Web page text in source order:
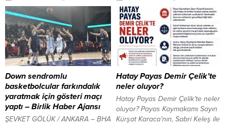
oldu: Bilgi Edinme Hakkı
kapsamında 198 başvuru, İstek
kategorisinde bin 536 başvuru,
Şikâyet başlığı altında 2 bin 953
başvuru, Görüş ve öneri
kapsamında 53 başvuru,
Teşekkür içeren 59 başvuru,
Belirtilmemiş kategorisinde 4
başvuru, “Türkiye Yüzyılı” başlığı
altında ise 1 başvuru kayıtlara
geçti. Kars’ta...
fındık fiyatı, yeni yılla birlikte
toparlanma sürecine girdi.
Haftaya 280 liradan başlayan
fiyatlar hafta sonunu 300 liradan
kapattı. Fındık fiyatlarındaki
yükseliş üreticiyi memnun
ederken yeni haftanın da
yükselişle başlaması bekleniyor.
YAZI ARASI REKLAM ALANI
Giresun Belediyesi...
Down sendromlu
basketbolcular farkındalık
yaratmak için gösteri maçı
yaptı – Birlik Haber Ajansı
ŞEVKET GÖLÜK / ANKARA – BHA
Hatay Payas Demir Çelik’te
neler oluyor?
Hatay Payas Demir Çelik’te neler
oluyor? Payas Kaymakamı Sayın
Kürşat Karaca’nın, Sabri Keleş ile